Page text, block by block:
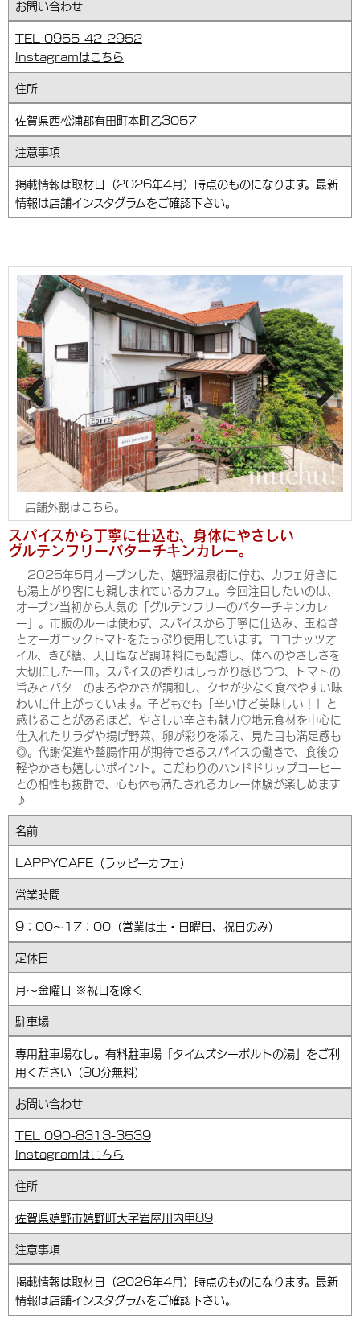
お問い合わせ
TEL 0955-42-2952
Instagramはこちら
住所
佐賀県西松浦郡有田町本町乙3057
注意事項
掲載情報は取材日（2026年4月）時点のものになります。最新
情報は店舗インスタグラムをご確認下さい。
店舗外観はこちら。
Pre
viou
s
Nex
t
スパイスから丁寧に仕込む、身体にやさしい
グルテンフリーバターチキンカレー。
2025年5月オープンした、嬉野温泉街に佇む、カフェ好きに
も湯上がり客にも親しまれているカフェ。今回注目したいのは、
オープン当初から人気の「グルテンフリーのバターチキンカレ
ー」。市販のルーは使わず、スパイスから丁寧に仕込み、玉ねぎ
とオーガニックトマトをたっぷり使用しています。ココナッツオ
イル、きび糖、天日塩など調味料にも配慮し、体へのやさしさを
大切にした一皿。スパイスの香りはしっかり感じつつ、トマトの
旨みとバターのまろやかさが調和し、クセが少なく食べやすい味
わいに仕上がっています。子どもでも「辛いけど美味しい！」と
感じることがあるほど、やさしい辛さも魅力♡地元食材を中心に
仕入れたサラダや揚げ野菜、卵が彩りを添え、見た目も満足感も
◎。代謝促進や整腸作用が期待できるスパイスの働きで、食後の
軽やかさも嬉しいポイント。こだわりのハンドドリップコーヒー
との相性も抜群で、心も体も満たされるカレー体験が楽しめます
♪
名前
LAPPYCAFE（ラッピーカフェ）
営業時間
9：00～17：00（営業は土・日曜日、祝日のみ）
定休日
月～金曜日 ※祝日を除く
駐車場
専用駐車場なし。有料駐車場「タイムズシーボルトの湯」をご利
用ください（90分無料）
お問い合わせ
TEL 090-8313-3539
Instagramはこちら
住所
佐賀県嬉野市嬉野町大字岩屋川内甲89
注意事項
掲載情報は取材日（2026年4月）時点のものになります。最新
情報は店舗インスタグラムをご確認下さい。